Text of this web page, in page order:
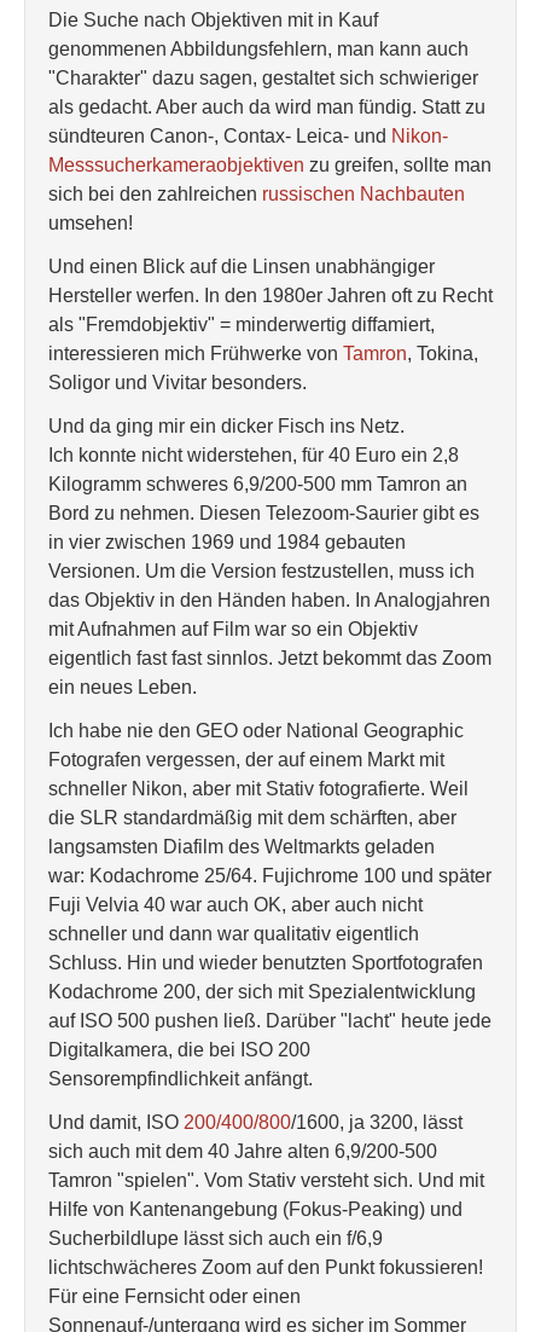
Die Suche nach Objektiven mit in Kauf
genommenen Abbildungsfehlern, man kann auch
"Charakter" dazu sagen, gestaltet sich schwieriger
als gedacht. Aber auch da wird man fündig. Statt zu
sündteuren Canon-, Contax- Leica- und Nikon-
Messsucherkameraobjektiven zu greifen, sollte man
sich bei den zahlreichen russischen Nachbauten
umsehen!
Und einen Blick auf die Linsen unabhängiger
Hersteller werfen. In den 1980er Jahren oft zu Recht
als "Fremdobjektiv" = minderwertig diffamiert,
interessieren mich Frühwerke von Tamron, Tokina,
Soligor und Vivitar besonders.
Und da ging mir ein dicker Fisch ins Netz.
Ich konnte nicht widerstehen, für 40 Euro ein 2,8
Kilogramm schweres 6,9/200-500 mm Tamron an
Bord zu nehmen. Diesen Telezoom-Saurier gibt es
in vier zwischen 1969 und 1984 gebauten
Versionen. Um die Version festzustellen, muss ich
das Objektiv in den Händen haben. In Analogjahren
mit Aufnahmen auf Film war so ein Objektiv
eigentlich fast fast sinnlos. Jetzt bekommt das Zoom
ein neues Leben.
Ich habe nie den GEO oder National Geographic
Fotografen vergessen, der auf einem Markt mit
schneller Nikon, aber mit Stativ fotografierte. Weil
die SLR standardmäßig mit dem schärften, aber
langsamsten Diafilm des Weltmarkts geladen
war: Kodachrome 25/64. Fujichrome 100 und später
Fuji Velvia 40 war auch OK, aber auch nicht
schneller und dann war qualitativ eigentlich
Schluss. Hin und wieder benutzten Sportfotografen
Kodachrome 200, der sich mit Spezialentwicklung
auf ISO 500 pushen ließ. Darüber "lacht" heute jede
Digitalkamera, die bei ISO 200
Sensorempfindlichkeit anfängt.
Und damit, ISO 200/400/800/1600, ja 3200, lässt
sich auch mit dem 40 Jahre alten 6,9/200-500
Tamron "spielen". Vom Stativ versteht sich. Und mit
Hilfe von Kantenangebung (Fokus-Peaking) und
Sucherbildlupe lässt sich auch ein f/6,9
lichtschwächeres Zoom auf den Punkt fokussieren!
Für eine Fernsicht oder einen
Sonnenauf-/untergang wird es sicher im Sommer